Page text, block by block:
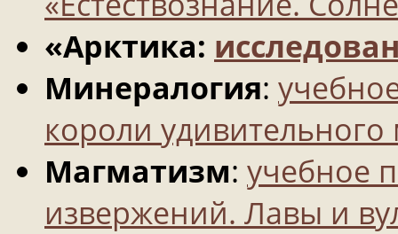
«Арктика:
Минералогия:
короли
Магматизм: учебное
извержений. Лавы и